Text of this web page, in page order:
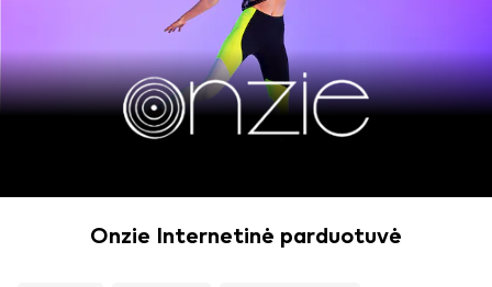
Onzie Internetinė parduotuvė